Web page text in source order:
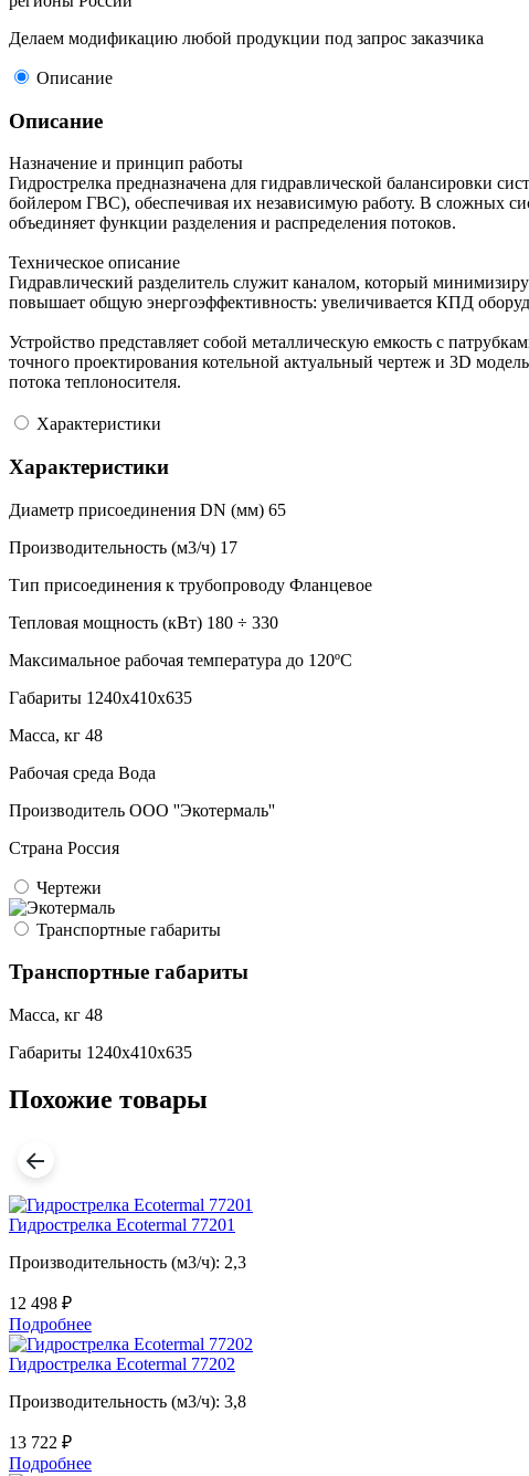
Делаем модификацию любой продукции под запрос заказчика
Описание
Описание
Назначение и принцип работы
Гидрострелка предназначена для гидравлической балансировки
бойлером ГВС), обеспечивая их независимую работу. В сложных
объединяет функции разделения и распределения потоков.
Техническое описание
Гидравлический разделитель служит каналом, который
повышает общую энергоэффективность: увеличивается КПД
Устройство представляет собой металлическую емкость с
точного проектирования котельной актуальный чертеж и 3D
потока теплоносителя.
Характеристики
Характеристики
Диаметр присоединения DN (мм) 65
Производительность (м3/ч) 17
Тип присоединения к трубопроводу Фланцевое
Тепловая мощность (кВт) 180 ÷ 330
Максимальное рабочая температура до 120ºC
Габариты 1240x410x635
Масса, кг 48
Рабочая среда Вода
Производитель ООО ''Экотермаль''
Страна Россия
Чертежи
Транспортные габариты
Транспортные габариты
Масса, кг 48
Габариты 1240x410x635
Похожие товары
Гидрострелка Ecotermal 77201
Производительность (м3/ч): 2,3
12 498 ₽
Подробнее
Гидрострелка Ecotermal 77202
Производительность (м3/ч): 3,8
13 722 ₽
Подробнее